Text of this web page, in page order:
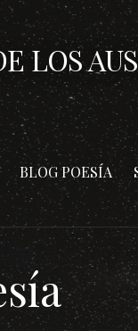
LOS
BLOG POESÍA